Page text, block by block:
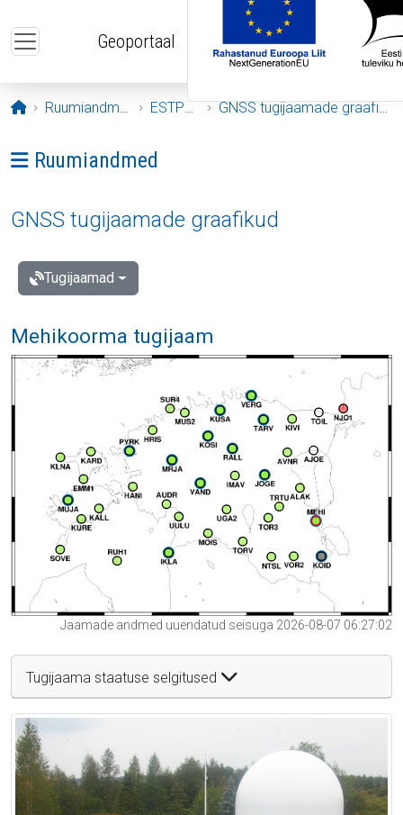
Geoportaal
Avaleht
Ruumiandmed ESTPOS GNSS tugijaamade graafikud
Ava menüü: Ruumiandmed
Ruumiandmed
GNSS tugijaamade graafikud
Tugijaamad
Mehikoorma tugijaam
Jaamade andmed uuendatud seisuga 2026-08-07 06:27:02
Tugijaama staatuse selgitused